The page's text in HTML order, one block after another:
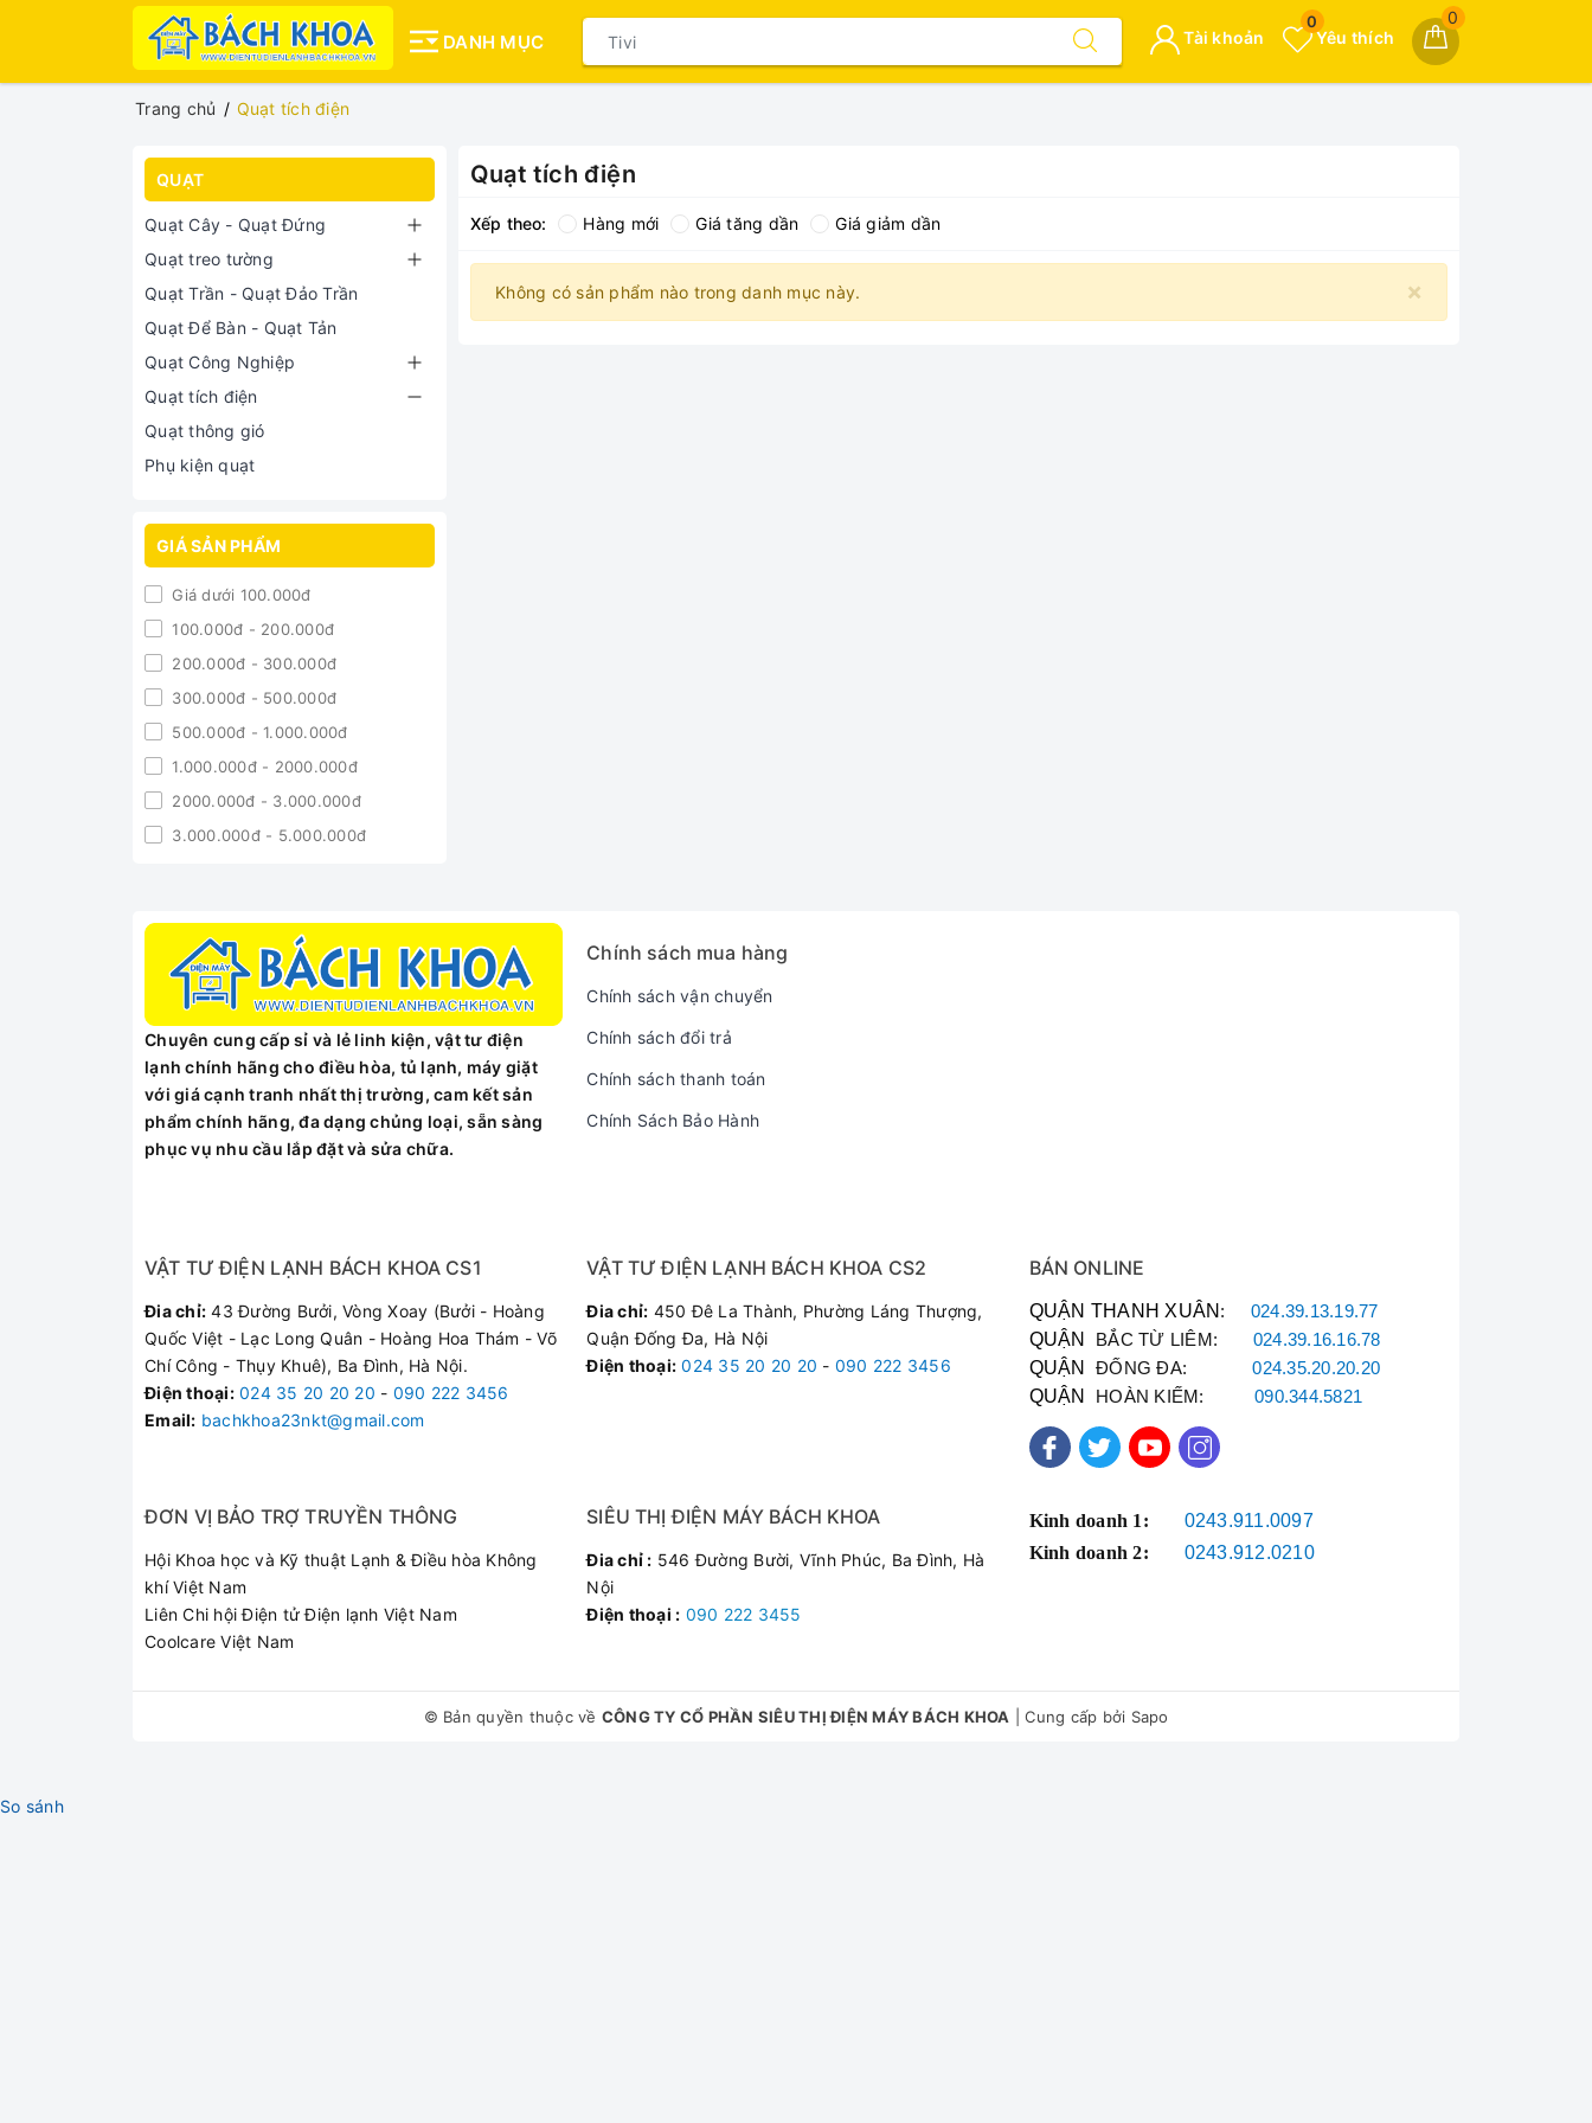
DANH MỤC
0
Yêu thích
0
Tài khoản
Trang chủ Quạt tích điện
QUẠT
Quạt Cây - Quạt Đứng
Quạt treo tường
Quạt Trần - Quạt Đảo Trần
Quạt Để Bàn - Quạt Tản
Quạt Công Nghiệp
Quạt tích điện
Quạt thông gió
Phụ kiện quạt
GIÁ SẢN PHẨM
Giá dưới 100.000đ
100.000đ - 200.000đ
200.000đ - 300.000đ
300.000đ - 500.000đ
500.000đ - 1.000.000đ
1.000.000đ - 2000.000đ
2000.000đ - 3.000.000đ
3.000.000đ - 5.000.000đ
Quạt tích điện
Xếp theo: Hàng mới Giá tăng dần Giá giảm dần
×
Không có sản phẩm nào trong danh mục này.
Chuyên cung cấp sỉ và lẻ linh kiện, vật tư điện
lạnh chính hãng cho điều hòa, tủ lạnh, máy giặt
với giá cạnh tranh nhất thị trường, cam kết sản
phẩm chính hãng, đa dạng chủng loại, sẵn sàng
phục vụ nhu cầu lắp đặt và sửa chữa.
Chính sách mua hàng
Chính sách vận chuyển
Chính sách đổi trả
Chính sách thanh toán
Chính Sách Bảo Hành
VẬT TƯ ĐIỆN LẠNH BÁCH KHOA CS1
Đia chỉ: 43 Đường Bưởi, Vòng Xoay (Bưởi - Hoàng
Quốc Việt - Lạc Long Quân - Hoàng Hoa Thám - Võ
Chí Công - Thụy Khuê), Ba Đình, Hà Nội.
Điện thoại: 024 35 20 20 20 - 090 222 3456
Email: bachkhoa23nkt@gmail.com
VẬT TƯ ĐIỆN LẠNH BÁCH KHOA CS2
Đia chỉ: 450 Đê La Thành, Phường Láng Thượng,
Quận Đống Đa, Hà Nội
Điện thoại: 024 35 20 20 20 - 090 222 3456
BÁN ONLINE
QUẬN THANH XUÂN : 024.39.13.19.77
QUẬN BẮC TỪ LIÊM: 024.39.16.16.78
QUẬN ĐỐNG ĐA:024.35.20.20.20
QUẬN HOÀN KIẾM:090.344.5821
ĐƠN VỊ BẢO TRỢ TRUYỀN THÔNG
Hội Khoa học và Kỹ thuật Lạnh & Điều hòa Không
khí Việt Nam
Liên Chi hội Điện tử Điện lạnh Việt Nam
Coolcare Việt Nam
SIÊU THỊ ĐIỆN MÁY BÁCH KHOA
Đia chỉ : 546 Đường Bười, Vĩnh Phúc, Ba Đình, Hà
Nội
Điện thoại : 090 222 3455
Kinh doanh 1:
0243.911.0097
Kinh doanh 2:
0243.912.0210
© Bản quyền thuộc về CÔNG TY CỔ PHẦN SIÊU THỊ ĐIỆN MÁY BÁCH KHOA Cung cấp bởi Sapo
So sánh